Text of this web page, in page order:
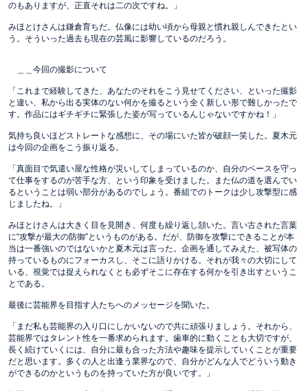
のもありますが、正直それは二の次ですね。」
みほとけさんは鎌倉育ちだ。仏像には幼い頃から母親と慣れ親しんできたとい
う。そういった過去も現在の芸風に影響しているのだろう。
＿＿今回の撮影について
「これまで経験してきた、あなたのそれをこう見せてください、といった撮影
と違い、私から出る実体のない何かを撮るという全く新しい形で難しかったで
す。作品にはギチギチに緊張した姿が写っているんじゃないですかね！」
気持ち良いほどストレートな感想に、その場にいた皆が破顔一笑した。夏木元
は今回の企画をこう振り返る。
「真面目で気遣い屋な性格が災いしてしまっているのか、自分のペースを守っ
て仕事をするのが苦手な方、という印象を受けました。また仏の道を選んでい
るということは弱い部分があるのでしょう。番組でのトークは少し攻撃型に感
じましたね。」
みほとけさんは大きく目を見開き、何度も繰り返し頷いた。言い古された言葉
に“攻撃が最大の防御”というものがある。だが、防御を攻撃にできることが本
当は一番強いのではないかと夏木元は言った。企画を通してみえた、被写体の
持っているものにフォーカスし、そこに語りかける。それが我々の大切にして
いる、視覚では捉えられなくとも必ずそこに存在する何かを引き出すというこ
とである。
最後に芸能界を目指す人たちへのメッセージを聞いた。
「まだ私も芸能界の入り口にしかいないので共に頑張りましょう。それから、
芸能界ではタレント性を一番求められます。歯車的に動くことも大切ですが、
長く続けていくには、自分に最も合った方法や趣味を提示していくことが重要
だと思います。多くの人と出逢う業界なので、自分がどんな人でどういう動き
ができるのかというものを持っていた方が良いです。」